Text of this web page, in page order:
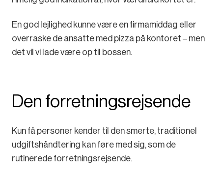
En god lejlighed kunne være en firmamiddag eller
overraske de ansatte med pizza på kontoret – men
det vil vi lade være op til bossen.
Den forretningsrejsende
Kun få personer kender til den smerte, traditionel
udgiftshåndtering kan føre med sig, som de
rutinerede forretningsrejsende.